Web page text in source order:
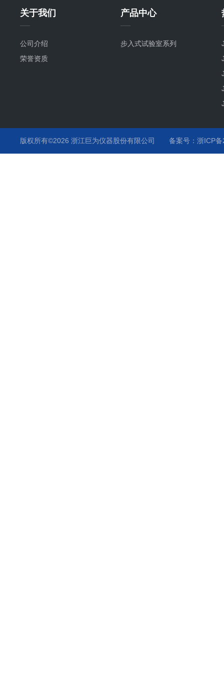
关于我们
公司介绍
荣誉资质
产品中心
步入式试验室系列
版权所有©2026 浙江巨为仪器股份有限公司 备案号：浙ICP